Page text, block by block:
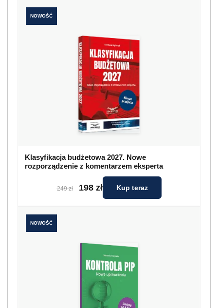
NOWOŚĆ
Klasyfikacja budżetowa 2027. Nowe
rozporządzenie z komentarzem eksperta
249 zł 198 zł Kup teraz
NOWOŚĆ